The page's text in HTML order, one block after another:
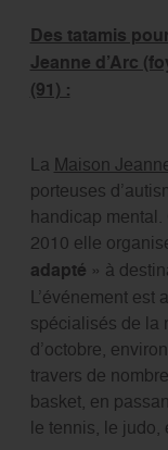
Des tatamis
Jeanne d’Arc
(91) :
La Maison
porteuses
handicap
2010 elle
adapté » à
L’événement est
spécialisés de la
d’octobre,
travers de
basket, en
le tennis, le judo,